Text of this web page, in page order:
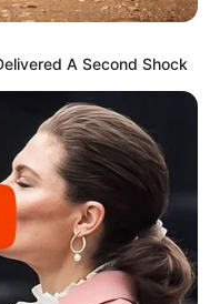
A Second Shock